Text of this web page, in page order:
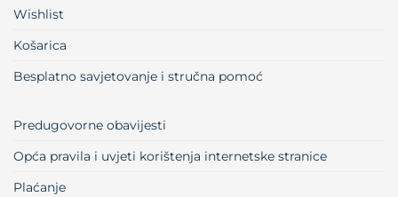
Wishlist
Košarica
Besplatno savjetovanje i stručna pomoć
Predugovorne obavijesti
Opća pravila i uvjeti korištenja internetske stranice
Plaćanje